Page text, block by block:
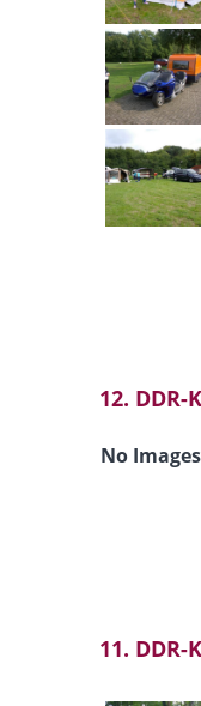
12.
No
11.